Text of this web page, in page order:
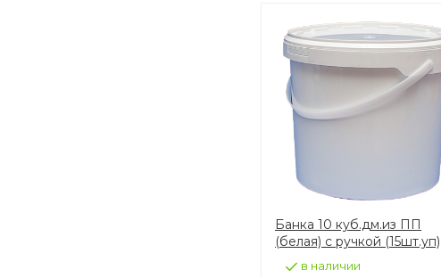
Банка 10 куб.дм.из ПП
(белая) с ручкой (15шт.уп)
в наличии